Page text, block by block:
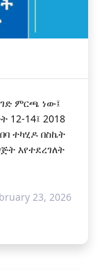
ምርጫ ነው፤
12-14፤ 2018
ተካሂዶ በስኬት
እየተደረገለት
23, 2026